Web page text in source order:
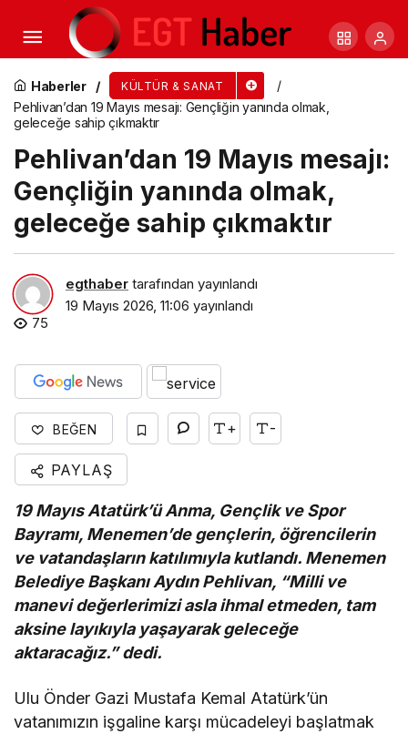
Haberler KÜLTÜR & SANAT
Pehlivan’dan 19 Mayıs mesajı: Gençliğin yanında olmak,
geleceğe sahip çıkmaktır
Pehlivan’dan 19 Mayıs mesajı:
Gençliğin yanında olmak,
geleceğe sahip çıkmaktır
egthaber tarafından yayınlandı
19 Mayıs 2026, 11:06 yayınlandı
75
BEĞEN + -
PAYLAŞ
19 Mayıs Atatürk’ü Anma, Gençlik ve Spor
Bayramı, Menemen’de gençlerin, öğrencilerin
ve vatandaşların katılımıyla kutlandı. Menemen
Belediye Başkanı Aydın Pehlivan, “Milli ve
manevi değerlerimizi asla ihmal etmeden, tam
aksine layıkıyla yaşayarak geleceğe
aktaracağız.” dedi.
Ulu Önder Gazi Mustafa Kemal Atatürk’ün
vatanımızın işgaline karşı mücadeleyi başlatmak
Türk Musikisinin Asırlık Meşk Sistemi Konya
Büyükşehir Depo No: 4’te Yaşatıldı